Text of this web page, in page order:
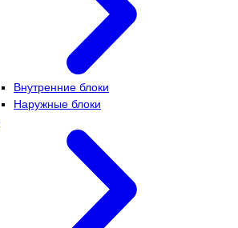
Внутренние блоки
Наружные блоки